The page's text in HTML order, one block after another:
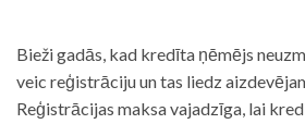
Bieži gadās, kad kredīta ņēmējs
veic reģistrāciju un tas liedz
Reģistrācijas maksa vajadzīga, lai